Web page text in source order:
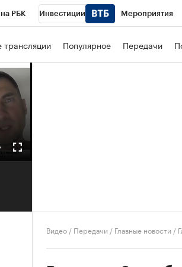
РБК Инвестиции Мероприятия
среда
СПб
валюты
Популярное Передачи
Видео / Передачи / Главные новости /